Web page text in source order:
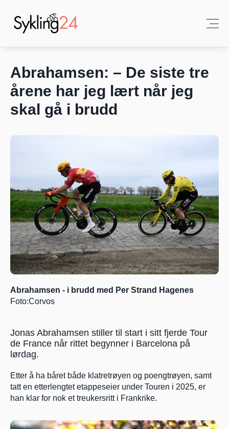
Abrahamsen: – De siste tre
årene har jeg lært når jeg
skal gå i brudd
Foto:Corvos
Jonas Abrahamsen stiller til start i sitt fjerde Tour
de France når rittet begynner i Barcelona på
lørdag.
Etter å ha båret både klatretrøyen og poengtrøyen, samt
tatt en etterlengtet etappeseier under Touren i 2025, er
han klar for nok et treukersritt i Frankrike.